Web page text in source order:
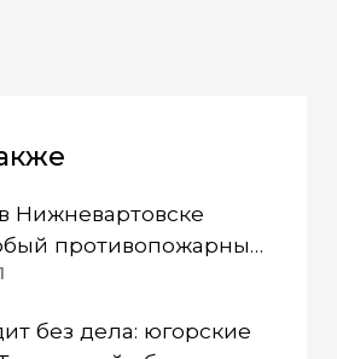
Нижневартовске
противопожарный
без дела: югорские